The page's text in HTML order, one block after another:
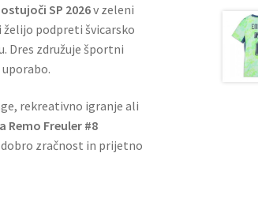
SP 2026v zeleni
želijo podpreti švicarsko
Dres združuje športni
rekreativno igranje ali
Remo Freuler #8
zračnost in prijetno